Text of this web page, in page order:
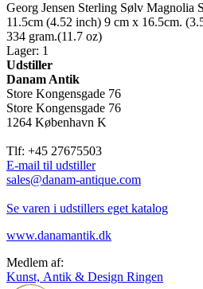
Georg Jensen Sterling Sølv Magnolia
11.5cm (4.52 inch) 9 cm x 16.5cm.
334 gram.(11.7 oz)
Lager: 1
Udstiller
Danam Antik
Store Kongensgade 76
Store Kongensgade 76
1264 København K
Tlf: +45 27675503
E-mail til udstiller
sales@danam-antique.com
Se varen i udstillers eget katalog
www.danamantik.dk
Medlem af:
Kunst, Antik & Design Ringen